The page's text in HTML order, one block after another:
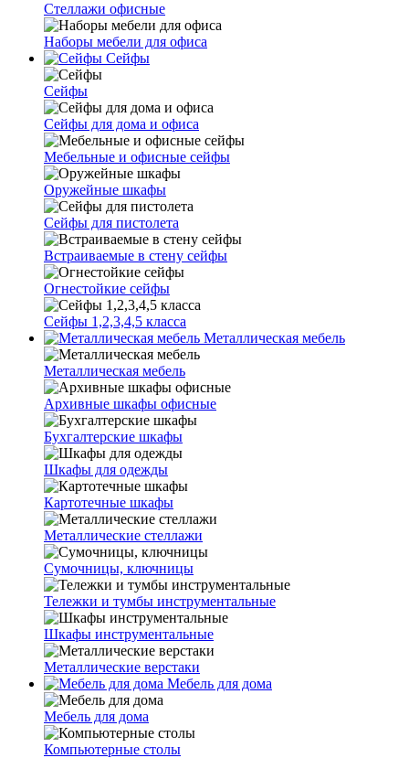
Стеллажи офисные
Наборы мебели для офиса
Сейфы
Сейфы
Сейфы для дома и офиса
Мебельные и офисные сейфы
Оружейные шкафы
Сейфы для пистолета
Встраиваемые в стену сейфы
Огнестойкие сейфы
Сейфы 1,2,3,4,5 класса
Металлическая мебель
Металлическая мебель
Архивные шкафы офисные
Бухгалтерские шкафы
Шкафы для одежды
Картотечные шкафы
Металлические стеллажи
Сумочницы, ключницы
Тележки и тумбы инструментальные
Шкафы инструментальные
Металлические верстаки
Мебель для дома
Мебель для дома
Компьютерные столы